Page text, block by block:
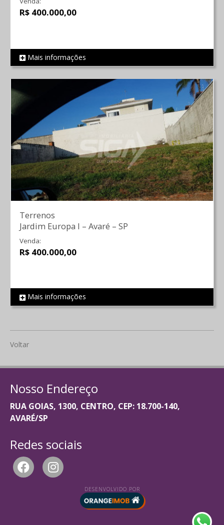
REF 251
R$ 400.000,00
Mais informações
REF 718
Terrenos
Jardim Europa I – Avaré – SP
Venda:
R$ 400.000,00
Mais informações
Voltar
Nosso Endereço
RUA GOIAS, 1300, CENTRO, CEP: 18.700-140,
AVARÉ/SP
Redes sociais
DESENVOLVIDO POR